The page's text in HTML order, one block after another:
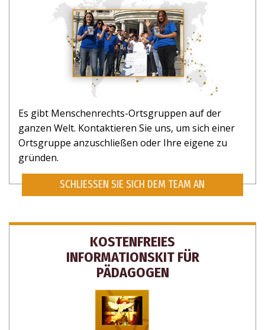
Es gibt Menschenrechts-Ortsgruppen auf der
ganzen Welt. Kontaktieren Sie uns, um sich einer
Ortsgruppe anzuschließen oder Ihre eigene zu
gründen.
SCHLIESSEN SIE SICH DEM TEAM AN
KOSTENFREIES
INFORMATIONSKIT FÜR
PÄDAGOGEN